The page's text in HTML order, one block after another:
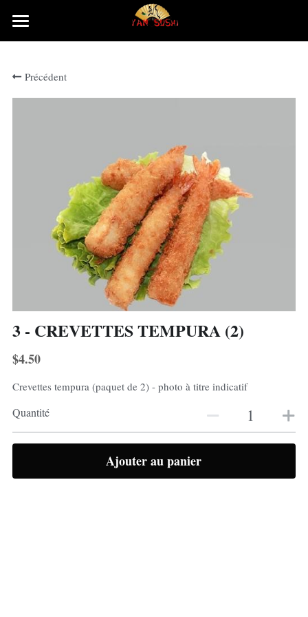
Accueil
Rechercher
Précédent
3 - CREVETTES TEMPURA (2)
$4.50
Crevettes tempura (paquet de 2) - photo à titre indicatif
Quantité
Ajouter au panier
LES CATÉGORIES DE LA BOUTIQUE